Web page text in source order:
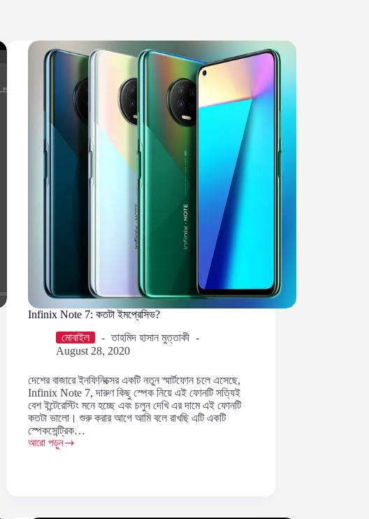
Infinix Note 7: কতটা ইমপ্রেসিভ?
মোবাইল
তাহমিদ হাসান মুত্তাকী
August 28, 2020
দেশের বাজারে ইনফিনিক্সের একটি নতুন স্মার্টফোন চলে এসেছে,
Infinix Note 7, দারুণ কিছু স্পেক নিয়ে এই ফোনটি সত্যিই
বেশ ইন্টেরেস্টিং মনে হচ্ছে এবং চলুন দেখি এর দামে এই ফোনটি
কতটা ভালো। শুরু করার আগে আমি বলে রাখছি এটি একটি
স্পেকসেন্ট্রিক…
আরো পড়ুন
Infinix